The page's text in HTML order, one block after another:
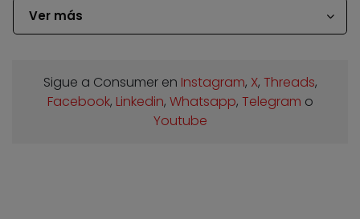
Ver más
Sigue a Consumer en Instagram, X, Threads,
Facebook, Linkedin, Whatsapp, Telegram o
Youtube